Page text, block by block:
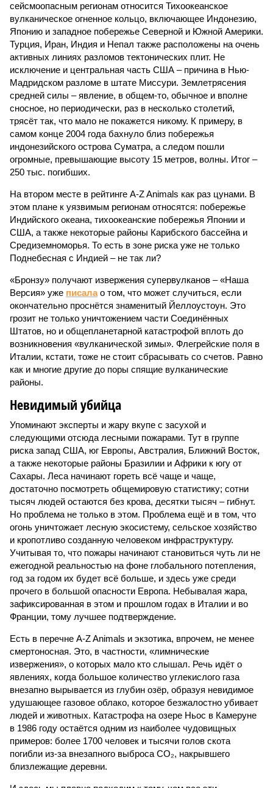
сейсмоопасным регионам относится Тихоокеанское
вулканическое огненное кольцо, включающее Индонезию,
Японию и западное побережье Северной и Южной Америки.
Турция, Иран, Индия и Непал также расположены на очень
активных линиях разломов тектонических плит. Не
исключение и центральная часть США – причина в Нью-
Мадридском разломе в штате Миссури. Землетрясения
средней силы – явление, в общем-то, обычное и вполне
сносное, но периодически, раз в несколько столетий,
трясёт так, что мало не покажется никому. К примеру, в
самом конце 2004 года бахнуло близ побережья
индонезийского острова Суматра, а следом пошли
огромные, превышающие высоту 15 метров, волны. Итог –
250 тыс. погибших.
На втором месте в рейтинге A-Z Animals как раз цунами. В
этом плане к уязвимым регионам относятся: побережье
Индийского океана, тихо­океанские побережья Японии и
США, а также некоторые районы Карибского бассейна и
Средиземноморья. То есть в зоне риска уже не только
Поднебесная с Индией – не так ли?
«Бронзу» получают извержения супервулканов – «Наша
Версия» уже писалао том, что может случиться, если
окончательно проснётся знаменитый Йеллоустоун. Это
грозит не только уничтожением части Соединённых
Штатов, но и общепланетарной катастрофой вплоть до
возникновения «вулканической зимы». Флегрейские поля в
Италии, кстати, тоже не стоит сбрасывать со счетов. Равно
как и многие другие до поры спящие вулканические
районы.
Невидимый убийца
Упоминают эксперты и жару вкупе с засухой и
следующими отсюда лесными пожарами. Тут в группе
риска запад США, юг Европы, Австралия, Ближний Восток,
а также некоторые районы Бразилии и Африки к югу от
Сахары. Леса начинают гореть всё чаще и чаще,
достаточно посмотреть общемировую статистику; сотни
тысяч людей остаются без крова, десятки тысяч – гибнут.
Но проблема не только в этом. Проблема ещё и в том, что
огонь уничтожает лесную экосистему, сельское хозяйство
и кропотливо созданную человеком инфраструктуру.
Учитывая то, что пожары начинают становиться чуть ли не
ежегодной реальностью на фоне глобального потепления,
год за годом их будет всё больше, и здесь уже среди
прочего в большой опасности Европа. Небывалая жара,
зафиксированная в этом и прошлом годах в Италии и во
Франции, тому лучшее подтверждение.
Есть в перечне A-Z Animals и экзотика, впрочем, не менее
смертоносная. Это, в частности, «лимнические
извержения», о которых мало кто слышал. Речь идёт о
явлениях, когда большое количество углекислого газа
внезапно вырывается из глубин озёр, образуя невидимое
удушающее газовое облако, которое безжалостно убивает
людей и животных. Катастрофа на озере Ньос в Камеруне
в 1986 году остаётся одним из наиболее чудовищных
примеров: более 1700 человек и тысячи голов скота
погибли из-за внезапного выброса CO₂, накрывшего
близлежащие деревни.